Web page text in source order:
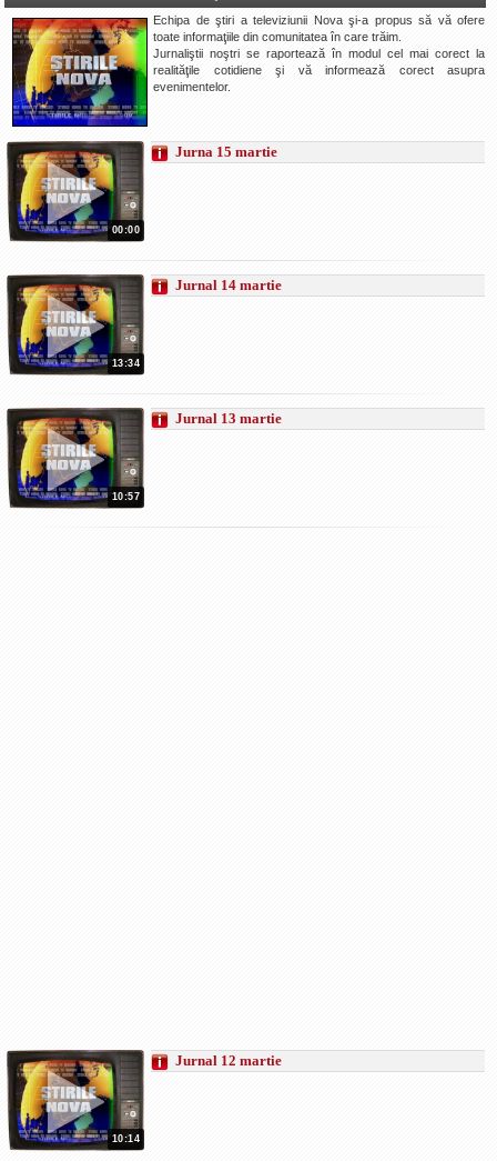
La Ţintă
Subiecte grele
Dialoguri cu Ghişe
Bucuria Credinţei
Replica Braşovului
Zona Neutră
Contact
Echipa de ştiri a televiziunii Nova şi-a propus să vă ofere
toate informaţiile din comunitatea în care trăim.
Jurnaliştii noştri se raportează în modul cel mai corect la
realităţile cotidiene şi vă informează corect asupra
evenimentelor.
00:00
Jurna 15 martie
13:34
Jurnal 14 martie
10:57
Jurnal 13 martie
10:14
Jurnal 12 martie